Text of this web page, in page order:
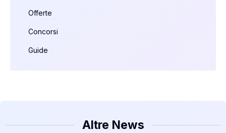
Offerte
Concorsi
Guide
Altre News